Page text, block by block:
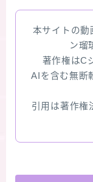
本サイトの動
ン瑠
著作権はC
AIを含む無断
引用は著作権